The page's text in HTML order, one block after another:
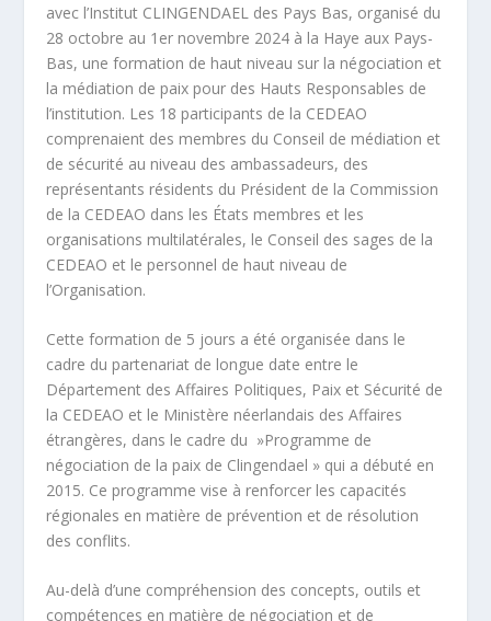
avec l’Institut CLINGENDAEL des Pays Bas, organisé du
28 octobre au 1er novembre 2024 à la Haye aux Pays-
Bas, une formation de haut niveau sur la négociation et
la médiation de paix pour des Hauts Responsables de
l’institution. Les 18 participants de la CEDEAO
comprenaient des membres du Conseil de médiation et
de sécurité au niveau des ambassadeurs, des
représentants résidents du Président de la Commission
de la CEDEAO dans les États membres et les
organisations multilatérales, le Conseil des sages de la
CEDEAO et le personnel de haut niveau de
l’Organisation.
Cette formation de 5 jours a été organisée dans le
cadre du partenariat de longue date entre le
Département des Affaires Politiques, Paix et Sécurité de
la CEDEAO et le Ministère néerlandais des Affaires
étrangères, dans le cadre du »Programme de
négociation de la paix de Clingendael » qui a débuté en
2015. Ce programme vise à renforcer les capacités
régionales en matière de prévention et de résolution
des conflits.
Au-delà d’une compréhension des concepts, outils et
compétences en matière de négociation et de